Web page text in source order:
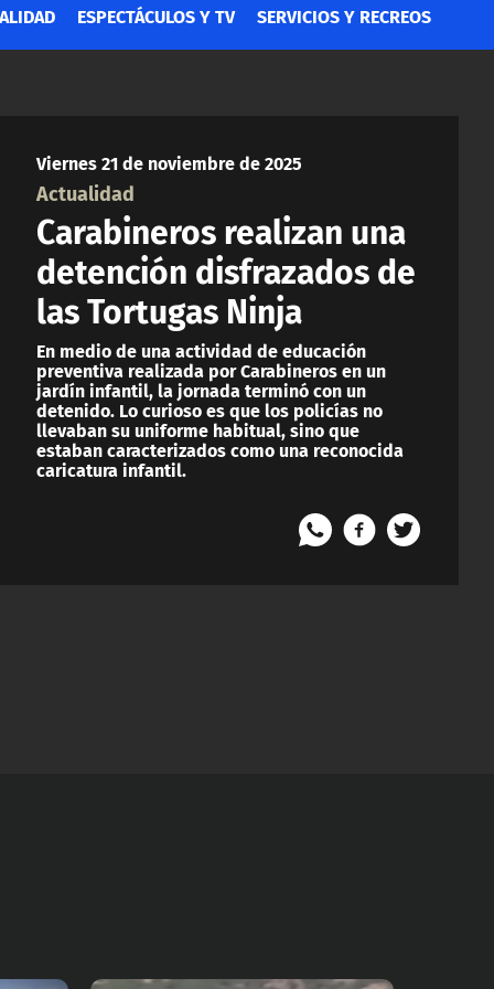
ESPECTÁCULOS Y TV SERVICIOS Y RECREOS
Viernes 21 de noviembre de 2025
Actualidad
Carabineros realizan una
detención disfrazados de
las Tortugas Ninja
En medio de una actividad de educación
preventiva realizada por Carabineros en un
jardín infantil, la jornada terminó con un
detenido. Lo curioso es que los policías no
llevaban su uniforme habitual, sino que
estaban caracterizados como una reconocida
caricatura infantil.